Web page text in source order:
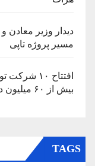
دیدار وزیر معادن
مسیر پروژه تاپی
افتتاح ۱۰
بیش از ۶۰ میلیون دالر
TAGS